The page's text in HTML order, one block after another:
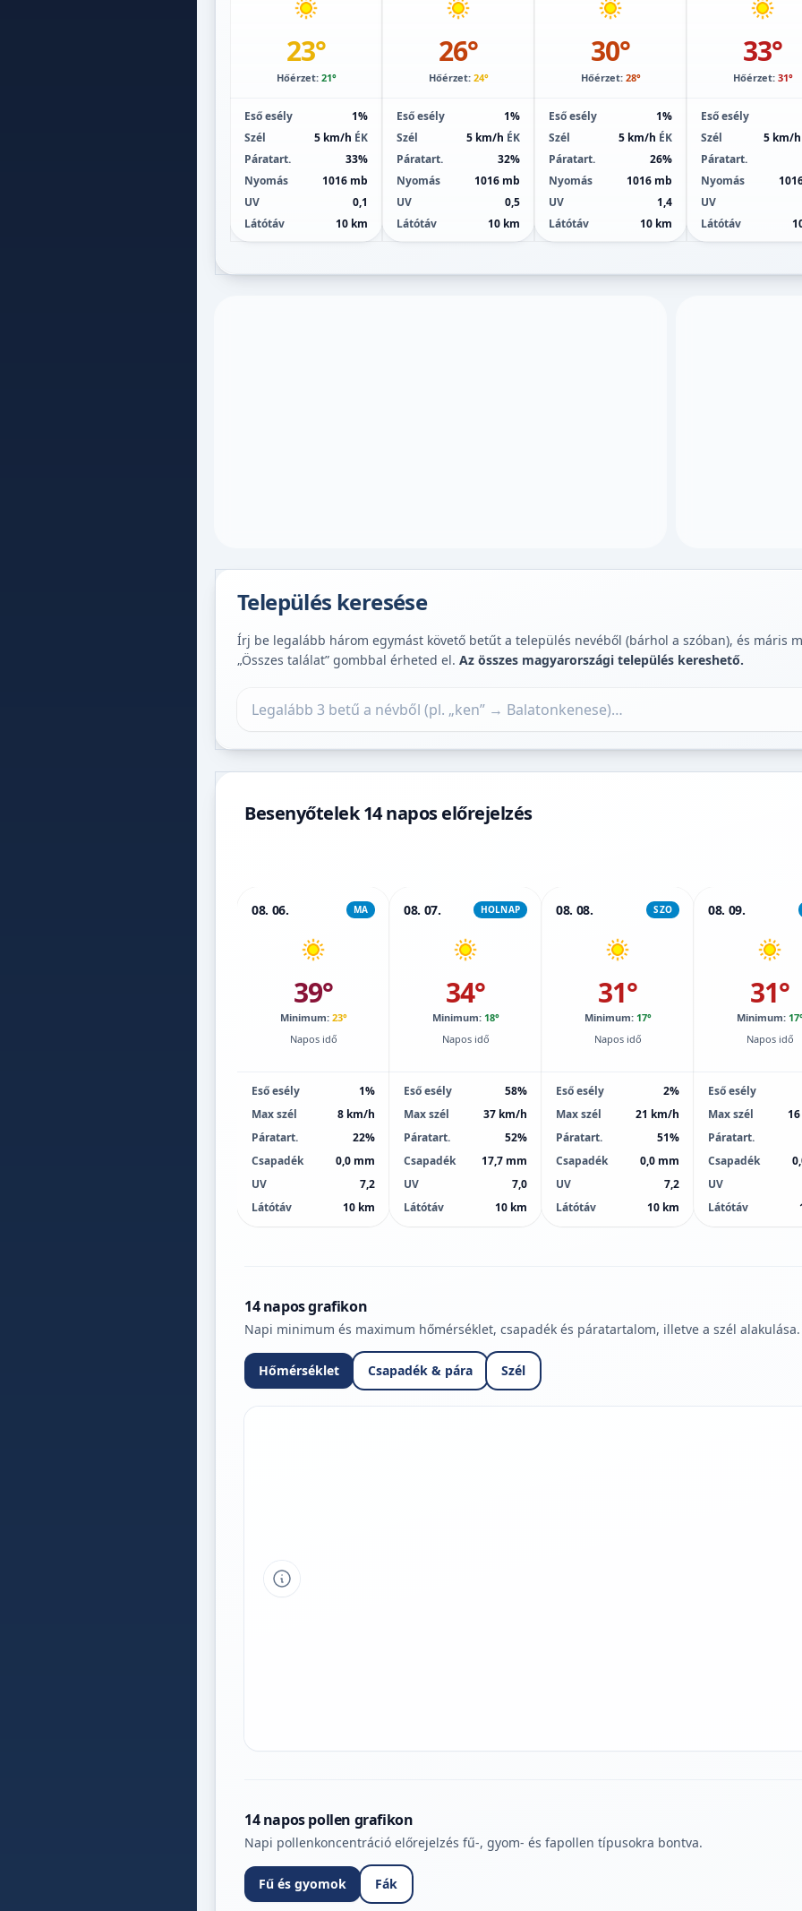
23°
Hőérzet: 21°
Eső esély
1%
Szél
5 km/h ÉK
Páratart.
33%
Nyomás
1016 mb
UV
0,1
Látótáv
10 km
26°
Hőérzet: 24°
Eső esély
1%
Szél
5 km/h ÉK
Páratart.
32%
Nyomás
1016 mb
UV
0,5
Látótáv
10 km
30°
Hőérzet: 28°
Eső esély
1%
Szél
5 km/h ÉK
Páratart.
26%
Nyomás
1016 mb
UV
1,4
Látótáv
10 km
33°
Hőérzet: 31°
Eső esély
Szél
5 km/h
Páratart.
Nyomás
UV
Látótáv
Település keresése
Írj be legalább három egymást követő betűt a település nevéből (bárhol a szóban), és máris
„Összes találat” gombbal érheted el. Az összes magyarországi település kereshető.
Besenyőtelek 14 napos előrejelzés
08. 06. MA
39°
Minimum: 23°
Napos idő
Eső esély
1%
Max szél
8 km/h
Páratart.
22%
Csapadék
0,0 mm
UV
7,2
Látótáv
10 km
08. 07. HOLNAP
34°
Minimum: 18°
Napos idő
Eső esély
58%
Max szél
37 km/h
Páratart.
52%
Csapadék
17,7 mm
UV
7,0
Látótáv
10 km
08. 08. SZO
31°
Minimum: 17°
Napos idő
Eső esély
2%
Max szél
21 km/h
Páratart.
51%
Csapadék
0,0 mm
UV
7,2
Látótáv
10 km
08. 09.
31°
Minimum:
Napos idő
Eső esély
Max szél
Páratart.
Csapadék
UV
Látótáv
14 napos grafikon
Napi minimum és maximum hőmérséklet, csapadék és páratartalom, illetve a szél alakulása.
Hőmérséklet Csapadék & pára Szél
Tipp a grafikon jelmagyarázatához
14 napos pollen grafikon
Napi pollenkoncentráció előrejelzés fű-, gyom- és fapollen típusokra bontva.
Fű és gyomok Fák